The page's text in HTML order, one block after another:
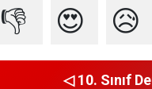
👎 😍 😥
◁ 10. Sınıf